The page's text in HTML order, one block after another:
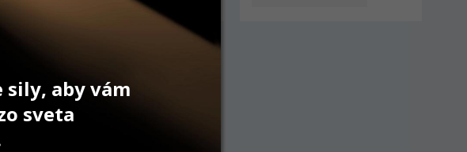
sily, aby vám
sveta